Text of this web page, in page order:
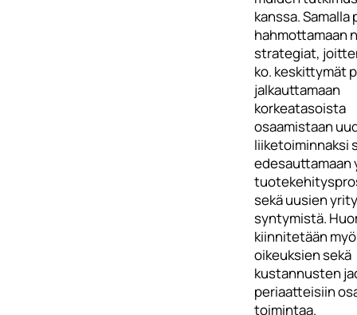
kanssa. Samalla
hahmottamaan
strategiat,
ko. keskittymät
jalkauttamaan
korkeatasoista
osaamistaan
liiketoiminnaksi
sekä uusien
syntymistä.
kiinnitetään
oikeuksien sekä
kustannusten
periaatteisiin
toimintaa.